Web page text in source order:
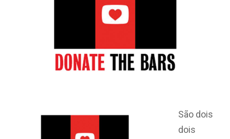
São dois
dois